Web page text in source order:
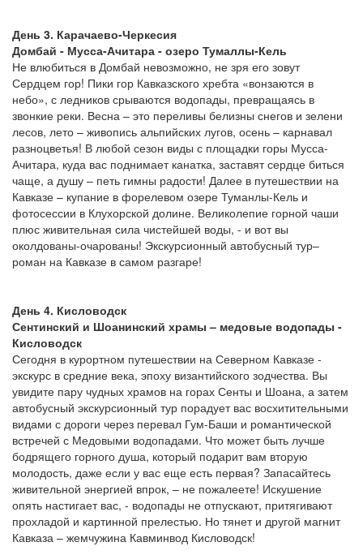
День 3. Карачаево-Черкесия
Домбай - Мусса-Ачитара - озеро Тумаллы-Кель
Не влюбиться в Домбай невозможно, не зря его зовут
Сердцем гор! Пики гор Кавказского хребта «вонзаются в
небо», с ледников срываются водопады, превращаясь в
звонкие реки. Весна – это переливы белизны снегов и зелени
лесов, лето – живопись альпийских лугов, осень – карнавал
разноцветья! В любой сезон виды с площадки горы Мусса-
Ачитара, куда вас поднимает канатка, заставят сердце биться
чаще, а душу – петь гимны радости! Далее в путешествии на
Кавказе – купание в форелевом озере Туманлы-Кель и
фотосессии в Клухорской долине. Великолепие горной чаши
плюс живительная сила чистейшей воды, - и вот вы
околдованы-очарованы! Экскурсионный автобусный тур–
роман на Кавказе в самом разгаре!
День 4. Кисловодск
Сентинский и Шоанинский храмы – медовые водопады -
Кисловодск
Сегодня в курортном путешествии на Северном Кавказе -
экскурс в средние века, эпоху византийского зодчества. Вы
увидите пару чудных храмов на горах Сенты и Шоана, а затем
автобусный экскурсионный тур порадует вас восхитительными
видами с дороги через перевал Гум-Баши и романтической
встречей с Медовыми водопадами. Что может быть лучше
бодрящего горного душа, который подарит вам вторую
молодость, даже если у вас еще есть первая? Запасайтесь
живительной энергией впрок, – не пожалеете! Искушение
опять настигает вас, - водопады не отпускают, притягивают
прохладой и картинной прелестью. Но тянет и другой магнит
Кавказа – жемчужина Кавминвод Кисловодск!